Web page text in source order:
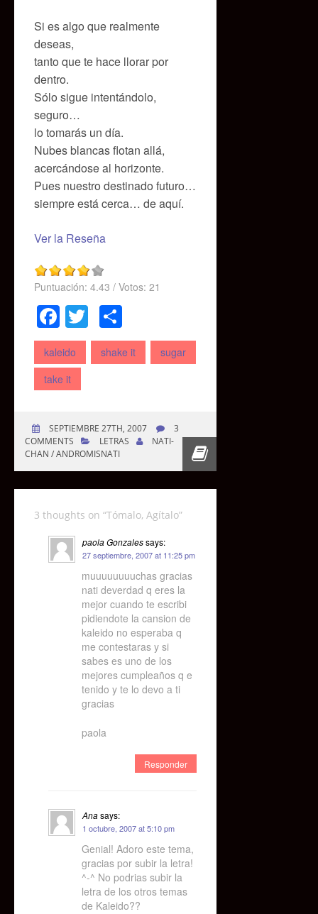
Si es algo que realmente
deseas,
tanto que te hace llorar por
dentro.
Sólo sigue intentándolo,
seguro…
lo tomarás un día.
Nubes blancas flotan allá,
acercándose al horizonte.
Pues nuestro destinado futuro…
siempre está cerca… de aquí.
Ver la Reseña
Puntuación: 4.43 / Votos: 21
Facebook
Twitter
kaleido shake it
sugar
take it
SEPTIEMBRE 27TH, 2007
3
COMMENTS
LETRAS
NATI-
CHAN / ANDROMISNATI
3 thoughts on “Tómalo, Agítalo”
paola Gonzalessays:
27 septiembre, 2007 at 11:25 pm
muuuuuuuuchas gracias
nati deverdad q eres la
mejor cuando te escribi
pidiendote la cansion de
kaleido no esperaba q
me contestaras y si
sabes es uno de los
mejores cumpleaños q e
tenido y te lo devo a ti
gracias
paola
Responder
Anasays:
1 octubre, 2007 at 5:10 pm
Genial! Adoro este tema,
gracias por subir la letra!
^-^ No podrias subir la
letra de los otros temas
de Kaleido??